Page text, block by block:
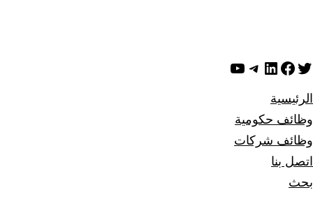
تويترفيسبوك
لينكد إن تيليجرام
يوتيوب
الرئيسية
وظائف حكومية
وظائف شركات
اتصل بنا
بحث